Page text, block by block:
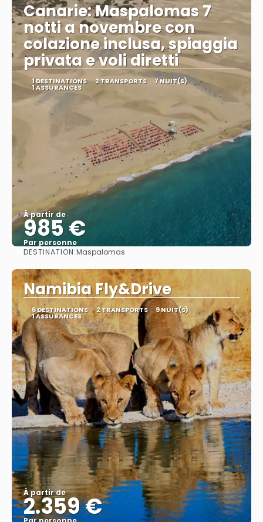
Canarie: Maspalomas 7
notti a novembre con
colazione inclusa, spiaggia
privata e voli diretti
1 DESTINATIONS 2 TRANSPORTS 7 NUIT(S)
1 ASSURANCES
À partir de
985 €
Par personne
Afficher
DESTINATION:Maspalomas
Namibia Fly&Drive
6 DESTINATIONS 2 TRANSPORTS 9 NUIT(S)
1 ASSURANCES
À partir de
2.359 €